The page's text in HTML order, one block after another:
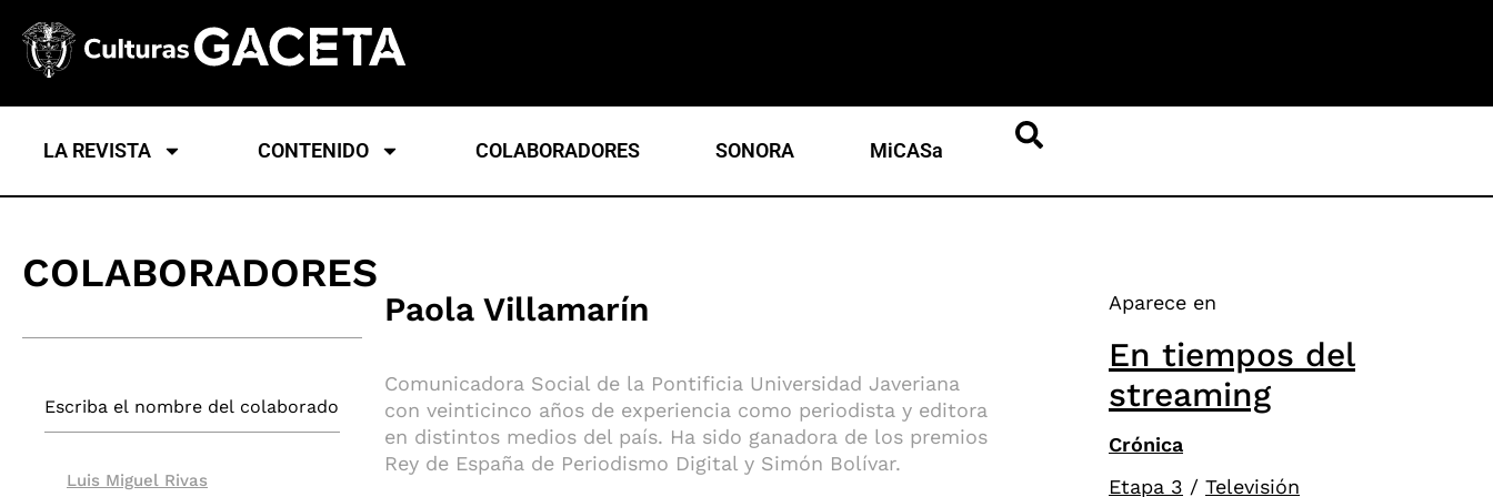
LA REVISTA CONTENIDO COLABORADORES SONORA MiCASa
COLABORADORES
Luis Miguel Rivas
Paola Villamarín
Comunicadora Social de la Pontificia Universidad Javeriana
con veinticinco años de experiencia como periodista y editora
en distintos medios del país. Ha sido ganadora de los premios
Rey de España de Periodismo Digital y Simón Bolívar.
Aparece en
En tiempos del
streaming
Crónica
Etapa 3 / Televisión